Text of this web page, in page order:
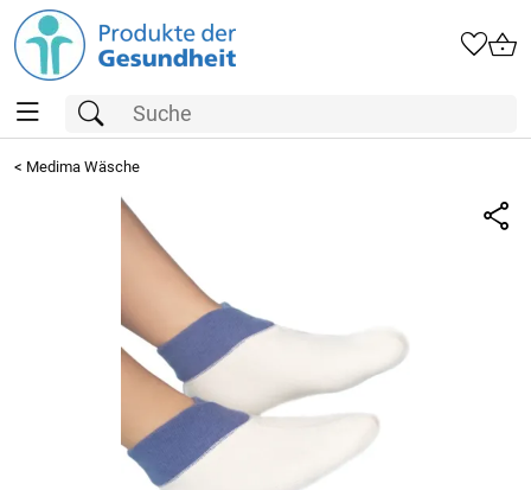
< Medima Wäsche